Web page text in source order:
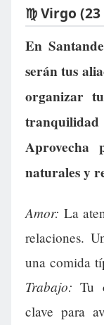
♍ Virgo
En
serán tus
organizar
Aprovecha
naturales y
Amor: La
relaciones.
una comida
Trabajo: Tu
clave para